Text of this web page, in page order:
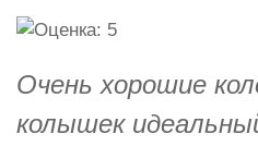
Очень хорошие
колышек